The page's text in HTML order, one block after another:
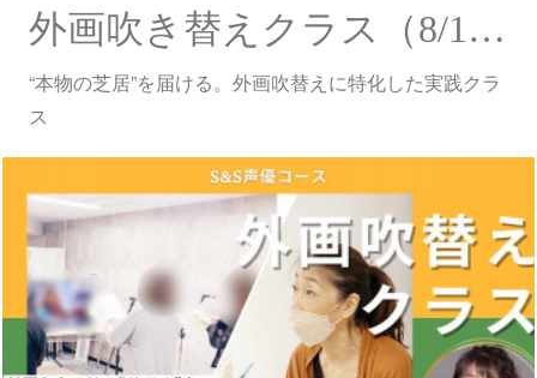
外画吹き替えクラス（8/1更新）
“本物の芝居”を届ける。外画吹替えに特化した実践クラ
ス